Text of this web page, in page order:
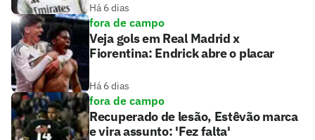
Há 6 dias
fora de campo
Veja gols em Real Madrid x
Fiorentina: Endrick abre o placar
Há 6 dias
fora de campo
Recuperado de lesão, Estêvão marca
e vira assunto: 'Fez falta'